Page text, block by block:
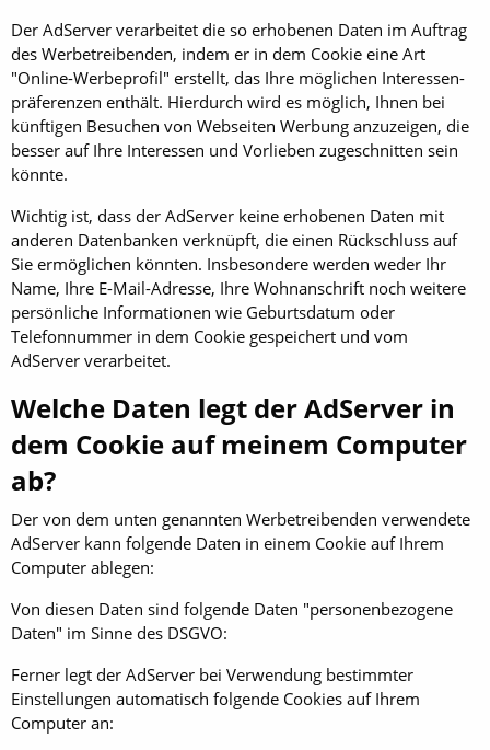
Der AdServer verarbeitet die so erhobenen Daten im Auftrag
des Werbetreibenden, indem er in dem Cookie eine Art
"Online-Werbeprofil" erstellt, das Ihre möglichen Interessen-
präferenzen enthält. Hierdurch wird es möglich, Ihnen bei
künftigen Besuchen von Webseiten Werbung anzuzeigen, die
besser auf Ihre Interessen und Vorlieben zugeschnitten sein
könnte.
Wichtig ist, dass der AdServer keine erhobenen Daten mit
anderen Datenbanken verknüpft, die einen Rückschluss auf
Sie ermöglichen könnten. Insbesondere werden weder Ihr
Name, Ihre E-Mail-Adresse, Ihre Wohnanschrift noch weitere
persönliche Informationen wie Geburtsdatum oder
Telefonnummer in dem Cookie gespeichert und vom
AdServer verarbeitet.
Welche Daten legt der AdServer in
dem Cookie auf meinem Computer
ab?
Der von dem unten genannten Werbetreibenden verwendete
AdServer kann folgende Daten in einem Cookie auf Ihrem
Computer ablegen:
Von diesen Daten sind folgende Daten "personenbezogene
Daten" im Sinne des DSGVO:
Ferner legt der AdServer bei Verwendung bestimmter
Einstellungen automatisch folgende Cookies auf Ihrem
Computer an: